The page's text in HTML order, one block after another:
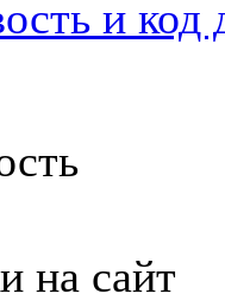
и код
на сайт